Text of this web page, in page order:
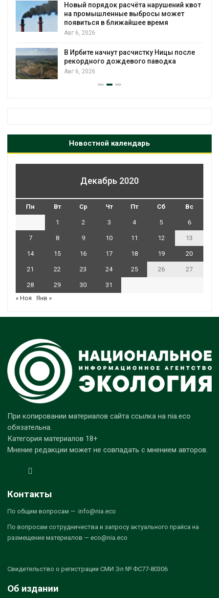
Новый порядок расчёта нарушений квот
на промышленные выбросы может
появиться в ближайшее время
Авг 6, 2026
В Ирбите начнут расчистку Ницы после
рекордного дождевого паводка
Авг 6, 2026
Новостной календарь
Декабрь 2020
Пн Вт Ср Чт Пт Сб Вс
1 2 3 4 5 6
7 8 9 10 11 12 13
14 15 16 17 18 19 20
21 22 23 24 25 26 27
28 29 30
31
« Ноя
Янв »
При копировании материалов сайта ссылка на nia.eco
обязательна.
Категория материалов 18+
Мнение редакции может не совпадать с мнением авторов.
Контакты
По общим вопросам — info@nia.eco
По вопросам сотрудничества и запросу актуального прайса на
размещение материалов — eco@nia.eco
Свидетельство о регистрации СМИ Эл № ФС77-80306
Об издании